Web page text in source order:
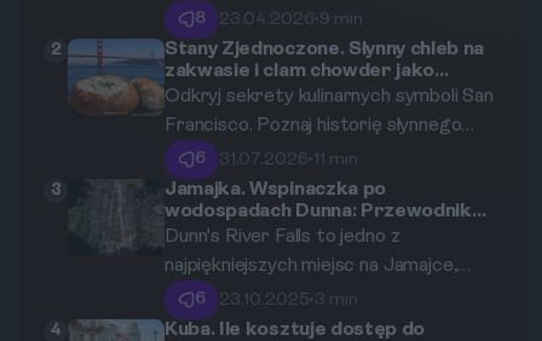
reggae, Boba Marleya. Ten przewodnik
zabierze Cię w podróż od jego domu
przy Hope Road, przez legendarną
wytwórnię Tuff Gong, aż po kolebkę
gatunku w Trench Town.
8 23.04.2026•9 min
2
Stany Zjednoczone. Słynny chleb na
zakwasie i clam chowder jako
kulinarne symbole San Francisco
Odkryj sekrety kulinarnych symboli San
Francisco. Poznaj historię słynnego
chleba na zakwasie oraz gęstej zupy
clam chowder, które każdego dnia
przyciągają dziesiątki tysięcy
smakoszy na zachodnie wybrzeże
Stanów Zjednoczonych.
6 31.07.2026•11 min
3
Jamajka. Wspinaczka po
wodospadach Dunna: Przewodnik
po najsłynniejszej atrakcji Jamajki
Dunn's River Falls to jedno z
najpiękniejszych miejsc na Jamajce,
które przyciąga turystów z całego
świata. To wspaniałe połączenie
6 23.10.2025•3 min
4
Kuba. Ile kosztuje dostęp do